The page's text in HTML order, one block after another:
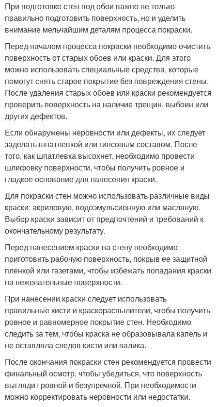
При подготовке стен под обои важно не только
правильно подготовить поверхность, но и уделить
внимание мельчайшим деталям процесса покраски.
Перед началом процесса покраски необходимо очистить
поверхность от старых обоев или краски. Для этого
можно использовать специальные средства, которые
помогут снять старое покрытие без повреждения стены.
После удаления старых обоев или краски рекомендуется
проверить поверхность на наличие трещин, выбоин или
других дефектов.
Если обнаружены неровности или дефекты, их следует
заделать шпатлевкой или гипсовым составом. После
того, как шпатлевка высохнет, необходимо провести
шлифовку поверхности, чтобы получить ровное и
гладкое основание для нанесения краски.
Для покраски стен можно использовать различные виды
краски: акриловую, водоэмульсионную или масляную.
Выбор краски зависит от предпочтений и требований к
окончательному результату.
Перед нанесением краски на стену необходимо
приготовить рабочую поверхность, покрыв ее защитной
пленкой или газетами, чтобы избежать попадания краски
на нежелательные поверхности.
При нанесении краски следует использовать
правильные кисти и краскораспылители, чтобы получить
ровное и равномерное покрытие стен. Необходимо
следить за тем, чтобы краска не образовывала капель и
не оставляла следов кисти или валика.
После окончания покраски стен рекомендуется провести
финальный осмотр, чтобы убедиться, что поверхность
выглядит ровной и безупречной. При необходимости
можно корректировать неровности или недостатки.